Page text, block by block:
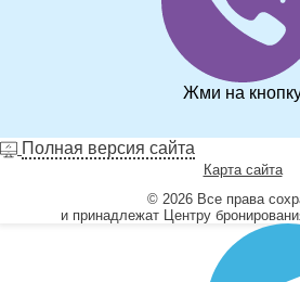
Жми на
Полная версия сайта
Карта сайта
© 2026 Все права
и принадлежат Центру